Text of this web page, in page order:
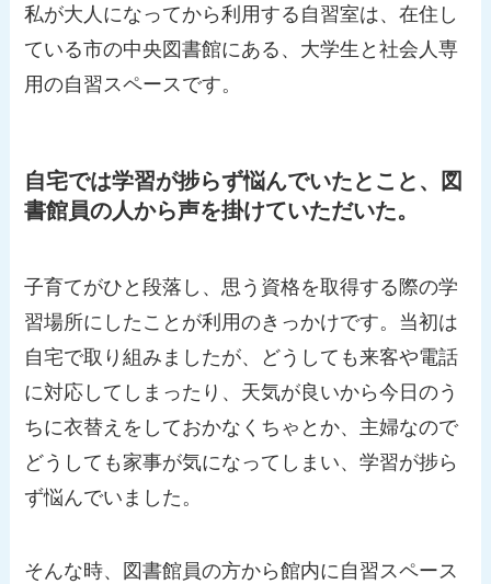
私が大人になってから利用する自習室は、在住し
ている市の中央図書館にある、大学生と社会人専
用の自習スペースです。
自宅では学習が捗らず悩んでいたとこと、図
書館員の人から声を掛けていただいた。
子育てがひと段落し、思う資格を取得する際の学
習場所にしたことが利用のきっかけです。当初は
自宅で取り組みましたが、どうしても来客や電話
に対応してしまったり、天気が良いから今日のう
ちに衣替えをしておかなくちゃとか、主婦なので
どうしても家事が気になってしまい、学習が捗ら
ず悩んでいました。
そんな時、図書館員の方から館内に自習スペース